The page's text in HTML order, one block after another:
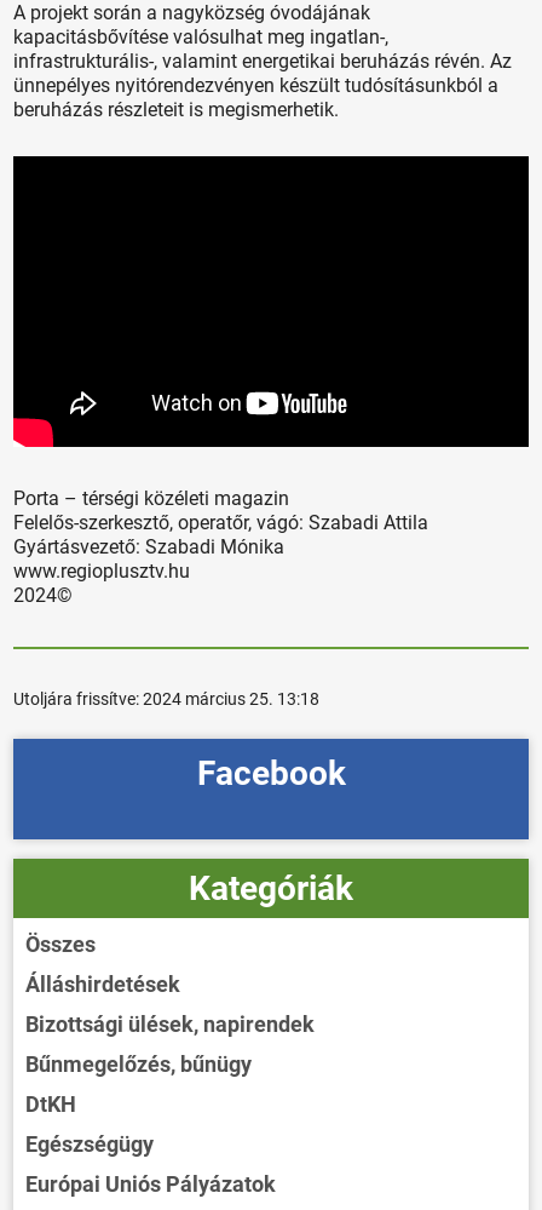
A projekt során a nagyközség óvodájának
kapacitásbővítése valósulhat meg ingatlan-,
infrastrukturális-, valamint energetikai beruházás révén. Az
ünnepélyes nyitórendezvényen készült tudósításunkból a
beruházás részleteit is megismerhetik.
Porta – térségi közéleti magazin
Felelős-szerkesztő, operatőr, vágó: Szabadi Attila
Gyártásvezető: Szabadi Mónika
www.regioplusztv.hu
2024©
Utoljára frissítve:2024 március 25. 13:18
Facebook
Kategóriák
Összes
Álláshirdetések
Bizottsági ülések, napirendek
Bűnmegelőzés, bűnügy
DtKH
Egészségügy
Európai Uniós Pályázatok